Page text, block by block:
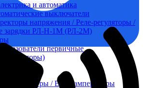
и автоматика
выключатели
напряжения / Реле-регуляторы /
зарядки РЛ-Н-1М (РЛ-2М)
первичные
/ Вольтамперметры